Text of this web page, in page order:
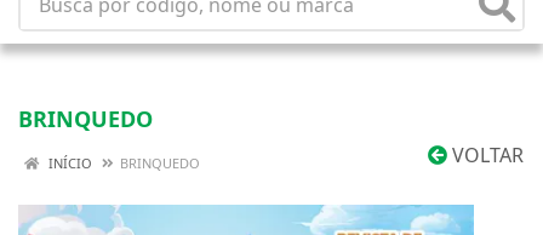
BRINQUEDO
VOLTAR
INÍCIO BRINQUEDO